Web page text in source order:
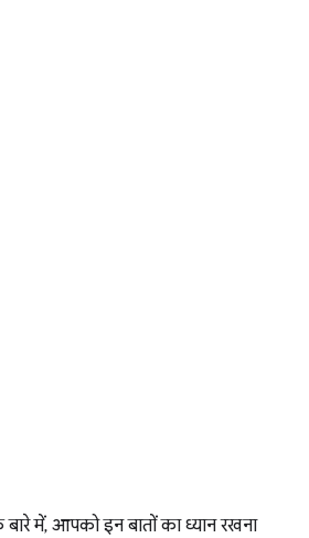
में, आपको इन बातों का ध्यान रखना